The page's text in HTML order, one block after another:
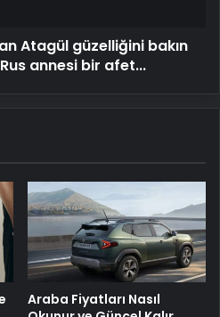
Atagül güzelliğini bakın
annesi bir afet...
Araba Fiyatları Nasıl